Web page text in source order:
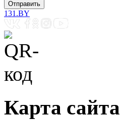
131.BY
Карта сайта